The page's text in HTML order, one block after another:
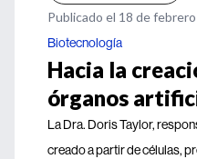
Publicado el 18 de
Biotecnología
Hacia la
órganos
La Dra. Doris Taylor,
creado a partir de células,